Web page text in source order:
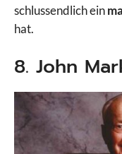
schlussendlich ein
hat.
8. John